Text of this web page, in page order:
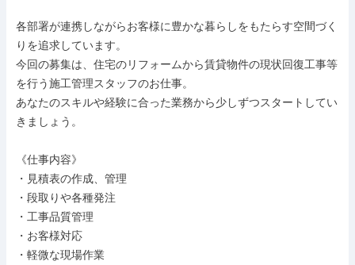
各部署が連携しながらお客様に豊かな暮らしをもたらす空間づく
りを追求しています。
今回の募集は、住宅のリフォームから賃貸物件の現状回復工事等
を行う施工管理スタッフのお仕事。
あなたのスキルや経験に合った業務から少しずつスタートしてい
きましょう。
《仕事内容》
・見積表の作成、管理
・段取りや各種発注
・工事品質管理
・お客様対応
・軽微な現場作業